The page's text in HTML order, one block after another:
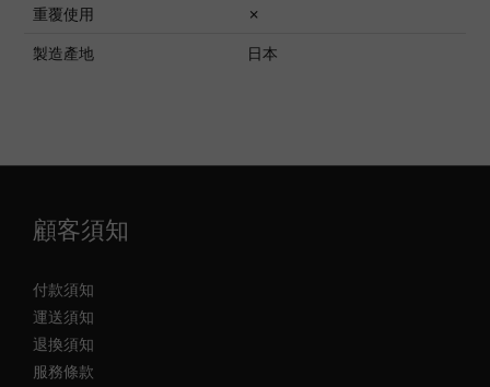
重覆使用
✗
製造產地
日本
顧客須知
付款須知
運送須知
退換須知
服務條款